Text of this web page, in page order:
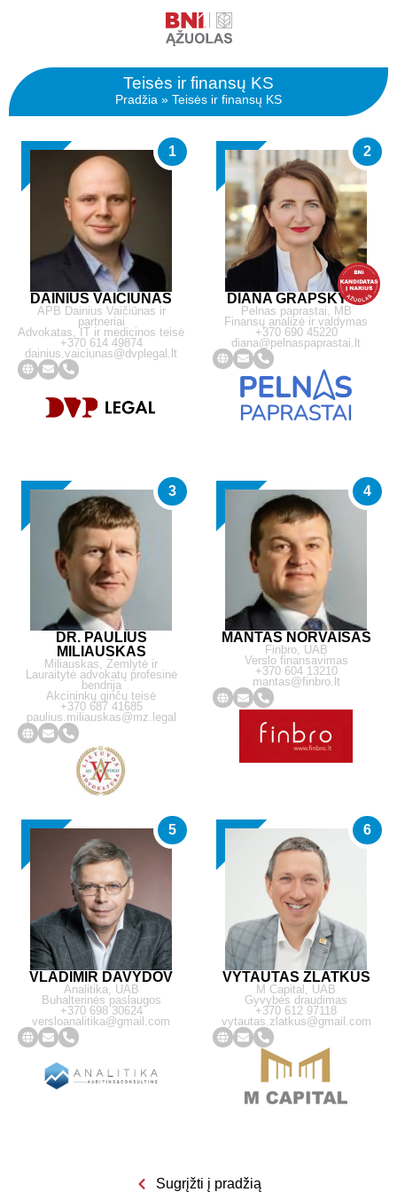
Teisės ir finansų KS
Pradžia » Teisės ir finansų KS
1
DAINIUS VAIČIŪNAS
APB Dainius Vaičiūnas ir
partneriai
Advokatas, IT ir medicinos teisė
+370 614 49874
dainius.vaiciunas@dvplegal.lt
2
DIANA GRAPSKYTĖ
Pelnas paprastai, MB
Finansų analizė ir valdymas
+370 690 45220
diana@pelnaspaprastai.lt
3
DR. PAULIUS
MILIAUSKAS
Miliauskas, Zemlytė ir
Lauraitytė advokatų profesinė
bendrija
Akcininkų ginčų teisė
+370 687 41685
paulius.miliauskas@mz.legal
4
MANTAS NORVAIŠAS
Finbro, UAB
Verslo finansavimas
+370 604 13210
mantas@finbro.lt
5
VLADIMIR DAVYDOV
Analitika, UAB
Buhalterinės paslaugos
+370 698 30624
versloanalitika@gmail.com
6
VYTAUTAS ZLATKUS
M Capital, UAB
Gyvybės draudimas
+370 612 97118
vytautas.zlatkus@gmail.com
Sugrįžti į pradžią